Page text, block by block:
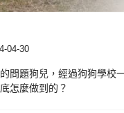
04-30
問題狗兒，經過狗狗學校
怎麼做到的？